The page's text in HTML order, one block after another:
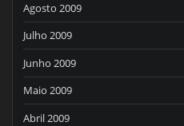
Agosto 2009
Julho 2009
Junho 2009
Maio 2009
Abril 2009